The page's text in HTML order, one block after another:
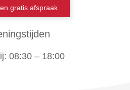
gratis afspraak
08:30 – 18:00